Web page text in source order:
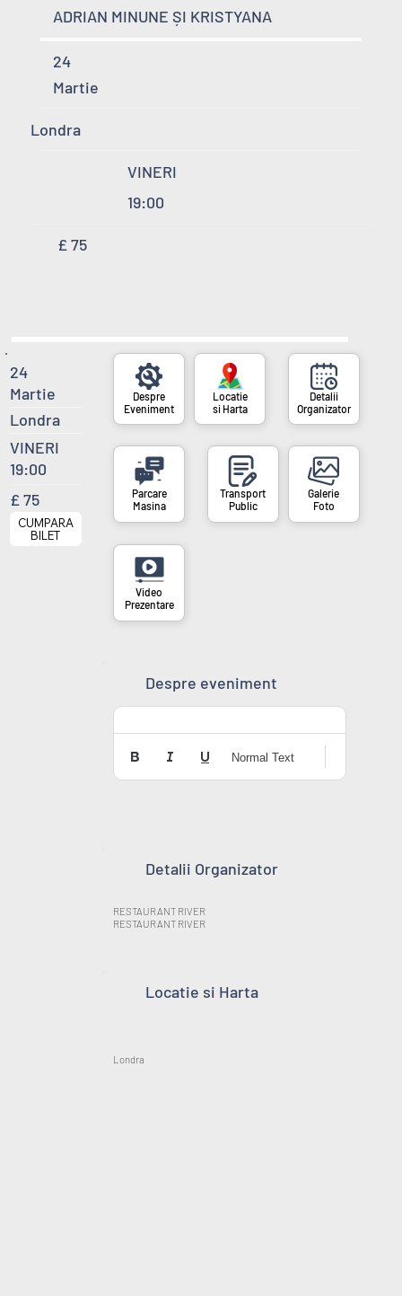
ADRIAN MINUNE ȘI KRISTYANA
24
Martie
Londra
VINERI
19:00
£ 75
Eveniment
Organizator
si Harta
Masina
Transport
Public
Galerie
Foto
Video
Prezentare
Despre eveniment
Normal Text
Detalii Organizator
RESTAURANT RIVER
RESTAURANT RIVER
Locatie si Harta
Londra
24
Martie
Londra
VINERI
19:00
£ 75
CUMPARA
BILET